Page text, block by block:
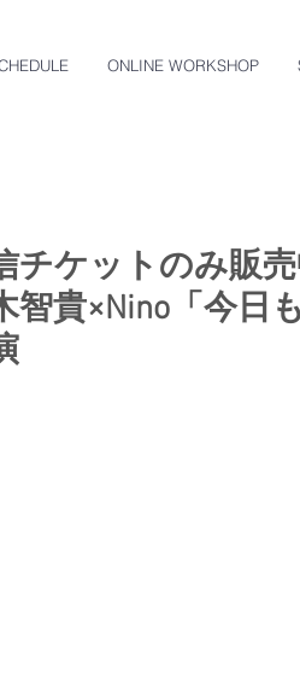
ONLINE WORKSHOP
チケットのみ販
智貴×Nino「今日